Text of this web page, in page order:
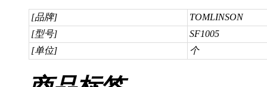
[品牌]
TOMLINSON
[型号]
SF1005
[单位]
个